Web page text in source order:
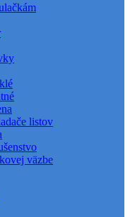
listov
väzbe